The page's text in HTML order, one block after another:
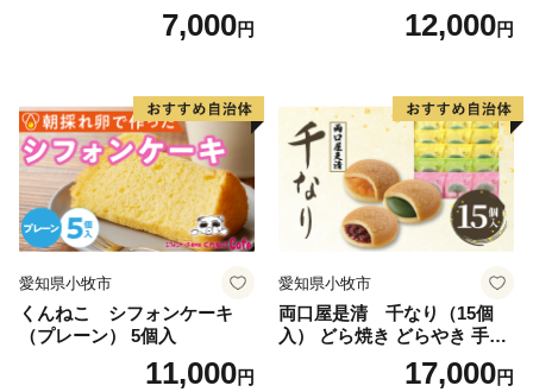
7,000円 12,000円
愛知県小牧市
くんねこ シフォンケーキ
（プレーン） 5個入
11,000円
愛知県小牧市
両口屋是清 千なり（15個
入） どら焼き どらやき 手土
産 お土産 土産 丹波大納言小
豆 抹茶 林檎 りんご 慶事 お
17,000円